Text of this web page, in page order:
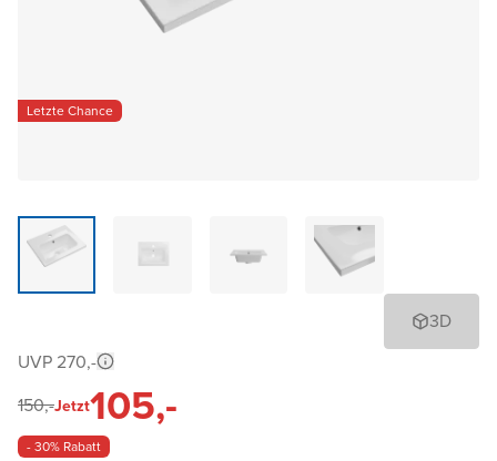
Letzte Chance
3D
UVP 270,-
150,-Jetzt105,-
- 30% Rabatt